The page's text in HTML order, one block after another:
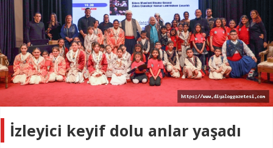
İzleyici keyif dolu anlar yaşadı